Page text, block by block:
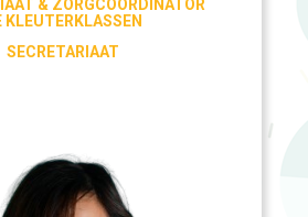
& ZORGCOÖRDINATOR
KLEUTERKLASSEN
SECRETARIAAT